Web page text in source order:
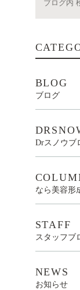
BLOG
ブログ
Drスノウブ
なら美容形
STAFF
スタッフブ
NEWS
お知らせ